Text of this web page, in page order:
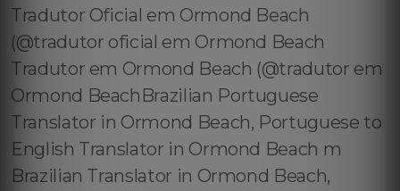
Tradutor Oficial em Ormond Beach
(@tradutor oficial em Ormond Beach
Tradutor em Ormond Beach (@tradutor em
Ormond BeachBrazilian Portuguese
Translator in Ormond Beach, Portuguese to
English Translator in Ormond Beach m
Brazilian Translator in Ormond Beach,